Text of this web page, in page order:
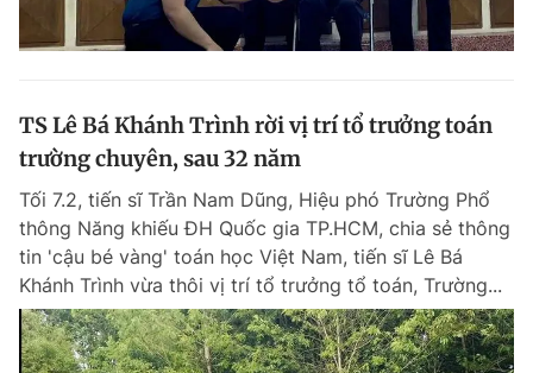
Tổng biên tập: Nguyễn Ngọc Toàn
Phó tổng biên tập thường trực: Hải Thành
Phó tổng biên tập: Lâm Hiếu Dũng
Giấy phép xuất bản số 110/GP - BTTTT cấp ngày 24.3.2020
© 2003-2026 Bản quyền thuộc về Báo Thanh Niên. Cấm sao chép
Phát triển bởi ePi Technologies, JSC.
TS Lê Bá Khánh Trình rời vị trí tổ trưởng toán
trường chuyên, sau 32 năm
Tối 7.2, tiến sĩ Trần Nam Dũng, Hiệu phó Trường Phổ
thông Năng khiếu ĐH Quốc gia TP.HCM, chia sẻ thông
tin 'cậu bé vàng' toán học Việt Nam, tiến sĩ Lê Bá
Khánh Trình vừa thôi vị trí tổ trưởng tổ toán, Trường...